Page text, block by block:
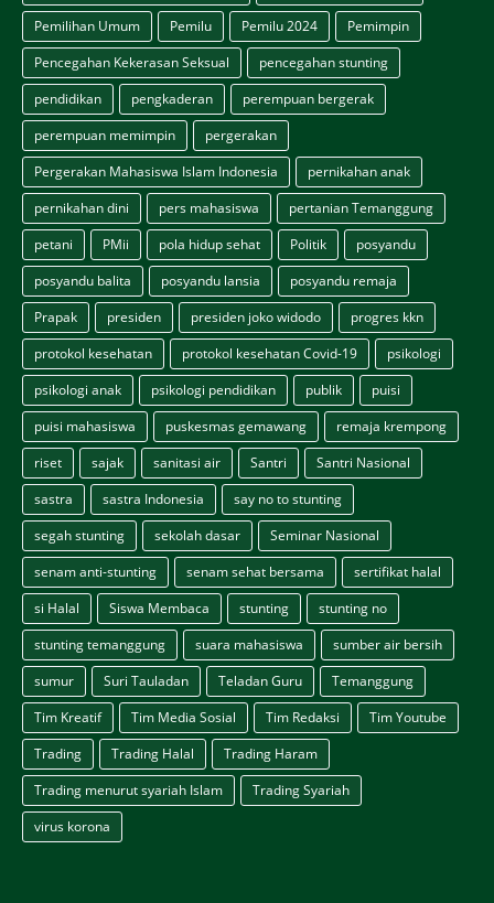
Pemilihan Umum
Pemilu Pemilu 2024
Pemimpin
Pencegahan Kekerasan Seksual
pencegahan stunting
pendidikan
pengkaderan
perempuan bergerak
perempuan memimpin
pergerakan
Pergerakan Mahasiswa Islam Indonesia
pernikahan anak
pernikahan dini
pers mahasiswa
pertanian Temanggung
petani
PMii pola hidup sehat Politik
posyandu
posyandu balita
posyandu lansia
posyandu remaja
Prapak
presiden presiden joko widodo
progres kkn
protokol kesehatan
protokol kesehatan Covid-19
psikologi
psikologi anak
psikologi pendidikan publik
puisi
puisi mahasiswa
puskesmas gemawang
remaja krempong
riset
sajak sanitasi air Santri
Santri Nasional
sastra
sastra Indonesia
say no to stunting
segah stunting
sekolah dasar
Seminar Nasional
senam anti-stunting
senam sehat bersama
sertifikat halal
si Halal
Siswa Membaca stunting
stunting no
stunting temanggung
suara mahasiswa
sumber air bersih
sumur
Suri Tauladan Teladan Guru
Temanggung
Tim Kreatif
Tim Media Sosial Tim Redaksi
Tim Youtube
Trading
Trading Halal
Trading Haram
Trading menurut syariah Islam
Trading Syariah
virus korona